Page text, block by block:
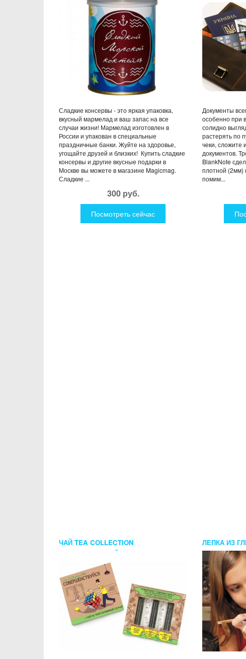
Сладкие консервы - это яркая упаковка,
вкусный мармелад и ваш запас на все
случаи жизни! Мармелад изготовлен в
России и упакован в специальные
праздничные банки. Жуйте на здоровье,
угощайте друзей и близких! Купить сладкие
консервы и другие вкусные подарки в
Москве вы можете в магазине Magicmag.
Сладкие ...
300 руб.
Посмотреть сейчас
Документы
особенно при
солидно
растерять по
чеки, сложите
документов.
BlankNote
плотной (2мм)
помим...
ЧАЙ TEA COLLECTION
СОВЕРШЕНСТВУЙСЯ
ЛЕПКА ИЗ